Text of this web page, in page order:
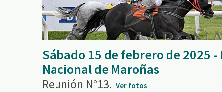
Sábado 15 de febrero de 2025
Nacional de Maroñas
Reunión N°13. Ver fotos